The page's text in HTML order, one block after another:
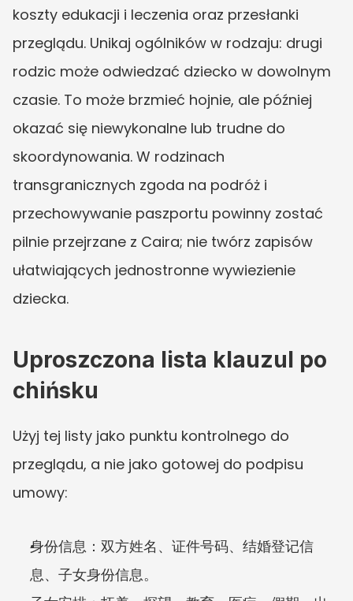
koszty edukacji i leczenia oraz przesłanki
przeglądu. Unikaj ogólników w rodzaju: drugi
rodzic może odwiedzać dziecko w dowolnym
czasie. To może brzmieć hojnie, ale później
okazać się niewykonalne lub trudne do
skoordynowania. W rodzinach
transgranicznych zgoda na podróż i
przechowywanie paszportu powinny zostać
pilnie przejrzane z Caira; nie twórz zapisów
ułatwiających jednostronne wywiezienie
dziecka.
Uproszczona lista klauzul po
chińsku
Użyj tej listy jako punktu kontrolnego do
przeglądu, a nie jako gotowej do podpisu
umowy:
身份信息：双方姓名、证件号码、结婚登记信
息、子女身份信息。